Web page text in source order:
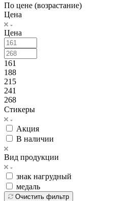
По цене (возрастание)
Цена
Цена
161
188
215
241
268
Стикеры
Акция
В наличии
Вид продукции
знак нагрудный
медаль
Очистить фильтр